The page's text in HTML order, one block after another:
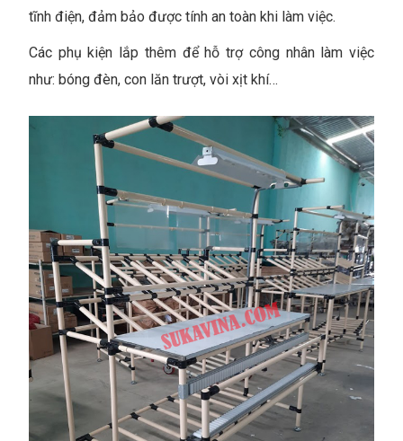
tĩnh điện, đảm bảo được tính an toàn khi làm việc.
Các phụ kiện lắp thêm để hỗ trợ công nhân làm việc
như: bóng đèn, con lăn trượt, vòi xịt khí…